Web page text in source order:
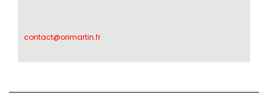
contact@orimartin.fr